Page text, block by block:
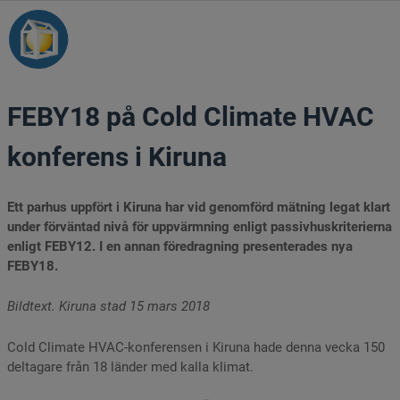
Värmeförlusttal
Byggda hus
Bli medlem
FEBY18 på Cold Climate HVAC
konferens i Kiruna
Ett parhus uppfört i Kiruna har vid genomförd mätning legat klart
under förväntad nivå för uppvärmning enligt passivhuskriterierna
enligt FEBY12. I en annan föredragning presenterades nya
FEBY18.
Bildtext. Kiruna stad 15 mars 2018
Cold Climate HVAC-konferensen i Kiruna hade denna vecka 150
deltagare från 18 länder med kalla klimat.